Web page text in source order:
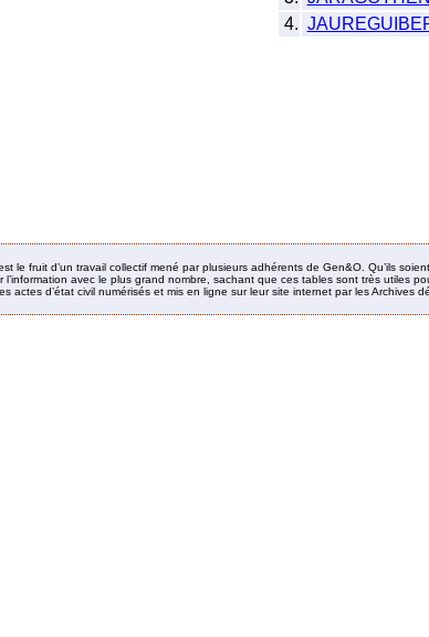
4.
le fruit d’un travail collectif mené par plusieurs adhérents de Gen&O. Qu’ils
avec le plus grand nombre, sachant que ces tables sont très utiles
actes d’état civil numérisés et mis en ligne sur leur site internet par les Archives